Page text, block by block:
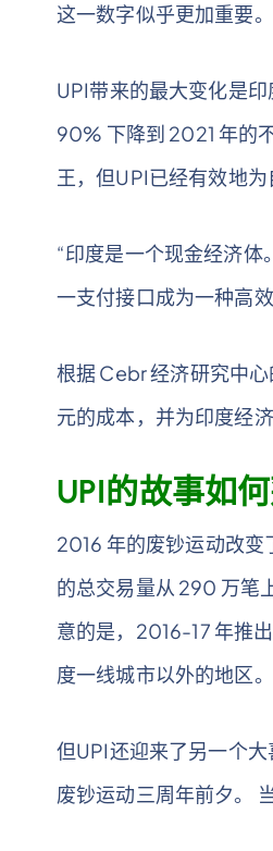
这一数字似乎更加重要。
UPI带来的最大变化是
90% 下降到 2021 年的
王，但UPI已经有效地为
“印度是一个现金经济
一支付接口成为一种高
根据 Cebr 经济研究中心
元的成本，并为印度经
UPI的故事如
2016 年的废钞运动改
的总交易量从 290 万笔
意的是，2016-17 年推
度一线城市以外的地区。
但UPI还迎来了另一个大
废钞运动三周年前夕。